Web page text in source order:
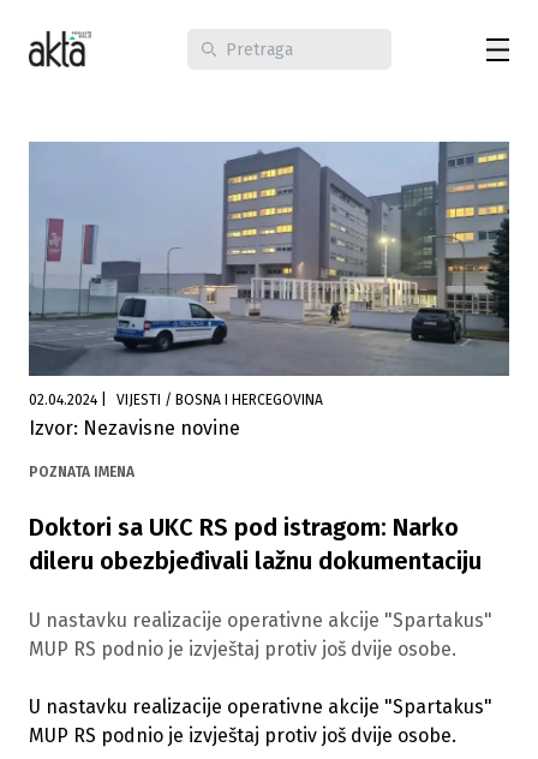
02.04.2024 VIJESTI / BOSNA I HERCEGOVINA
Izvor: Nezavisne novine
POZNATA IMENA
Doktori sa UKC RS pod istragom: Narko
dileru obezbjeđivali lažnu dokumentaciju
U nastavku realizacije operativne akcije "Spartakus"
MUP RS podnio je izvještaj protiv još dvije osobe.
U nastavku realizacije operativne akcije "Spartakus"
MUP RS podnio je izvještaj protiv još dvije osobe.